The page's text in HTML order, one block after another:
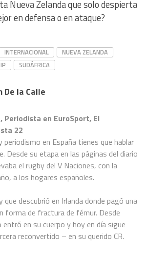
Nueva Zelanda que solo despierta
en defensa o en ataque?
INTERNACIONAL
NUEVA ZELANDA
SUDÁFRICA
De la Calle
Periodista en EuroSport, El
22
periodismo en España tienes que hablar
Desde su etapa en las páginas del diario
el rugby del V Naciones, con la
a los hogares españoles.
que descubrió en Irlanda donde pagó una
forma de fractura de fémur. Desde
en su cuerpo y hoy en día sigue
reconvertido – en su querido CR.